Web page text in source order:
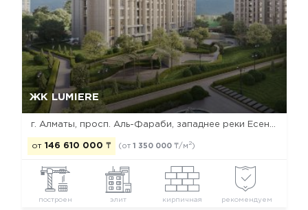
ЖК LUMIERE
от 146 610 000 ₸ (от 1 350 000 ₸/м2)
построен элит кирпичная рекомендуем
Да, удалить